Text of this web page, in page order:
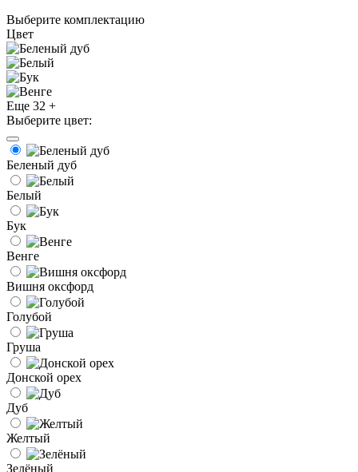
Выберите комплектацию
Цвет
Еще 32 +
Выберите цвет:
Беленый дуб
Белый
Бук
Венге
Вишня оксфорд
Голубой
Груша
Донской орех
Дуб
Желтый
Зелёный